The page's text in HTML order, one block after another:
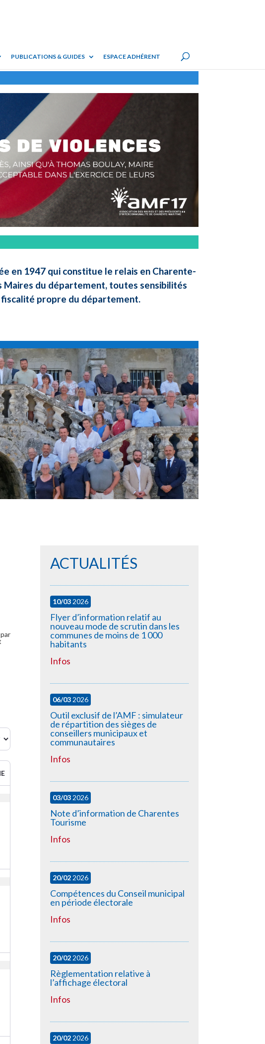
PUBLICATIONS & GUIDES ESPACE ADHÉRENT
en 1947 qui constitue le relais en Charente-
Maires du département, toutes sensibilités
fiscalité propre du département.
ACTUALITÉS
10/032026
Flyer d’information relatif au
nouveau mode de scrutin dans les
communes de moins de 1 000
habitants
Infos
06/032026
Outil exclusif de l’AMF : simulateur
de répartition des sièges de
conseillers municipaux et
communautaires
Infos
03/032026
Note d’information de Charentes
Tourisme
Infos
20/022026
Compétences du Conseil municipal
en période électorale
Infos
20/022026
Règlementation relative à
l’affichage électoral
Infos
20/022026